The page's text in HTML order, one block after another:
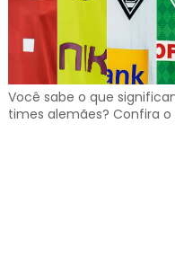
Você sabe o que
times alemães? Confira